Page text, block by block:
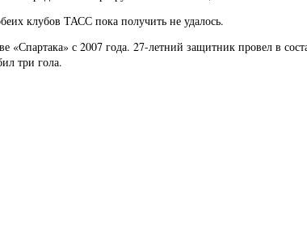
клубов ТАСС пока получить не удалось.
«Спартака» с 2007 года. 27-летний защитник провел в
три гола.